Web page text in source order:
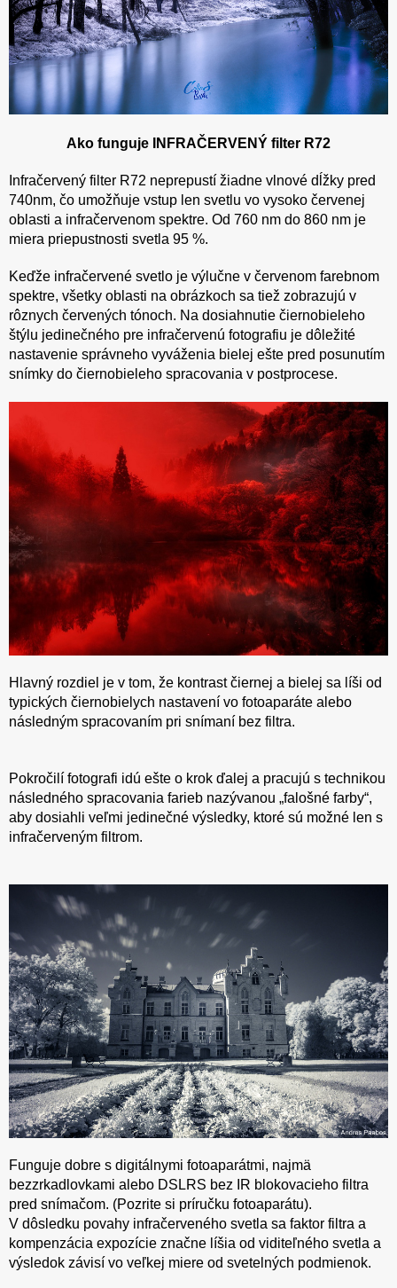
Ako funguje INFRAČERVENÝ filter R72
Infračervený filter R72 neprepustí žiadne vlnové dĺžky pred
740nm, čo umožňuje vstup len svetlu vo vysoko červenej
oblasti a infračervenom spektre. Od 760 nm do 860 nm je
miera priepustnosti svetla 95 %.
Keďže infračervené svetlo je výlučne v červenom farebnom
spektre, všetky oblasti na obrázkoch sa tiež zobrazujú v
rôznych červených tónoch. Na dosiahnutie čiernobieleho
štýlu jedinečného pre infračervenú fotografiu je dôležité
nastavenie správneho vyváženia bielej ešte pred posunutím
snímky do čiernobieleho spracovania v postprocese.
Hlavný rozdiel je v tom, že kontrast čiernej a bielej sa líši od
typických čiernobielych nastavení vo fotoaparáte alebo
následným spracovaním pri snímaní bez filtra.
Pokročilí fotografi idú ešte o krok ďalej a pracujú s technikou
následného spracovania farieb nazývanou „falošné farby“,
aby dosiahli veľmi jedinečné výsledky, ktoré sú možné len s
infračerveným filtrom.
Funguje dobre s digitálnymi fotoaparátmi, najmä
bezzrkadlovkami alebo DSLRS bez IR blokovacieho filtra
pred snímačom. (Pozrite si príručku fotoaparátu).
V dôsledku povahy infračerveného svetla sa faktor filtra a
kompenzácia expozície značne líšia od viditeľného svetla a
výsledok závisí vo veľkej miere od svetelných podmienok.